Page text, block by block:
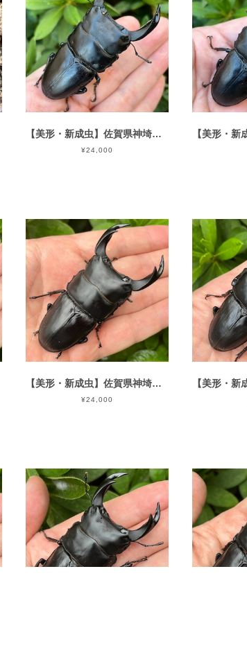
【美形・新成虫】佐賀県神埼郡神埼町産”オオクワガタペア（♂80mm） # 805211−101
¥24,000
【美形・新成虫】佐賀県神埼郡神埼町産”オオクワガタペア（♂80mm） # 8052−301
¥24,000